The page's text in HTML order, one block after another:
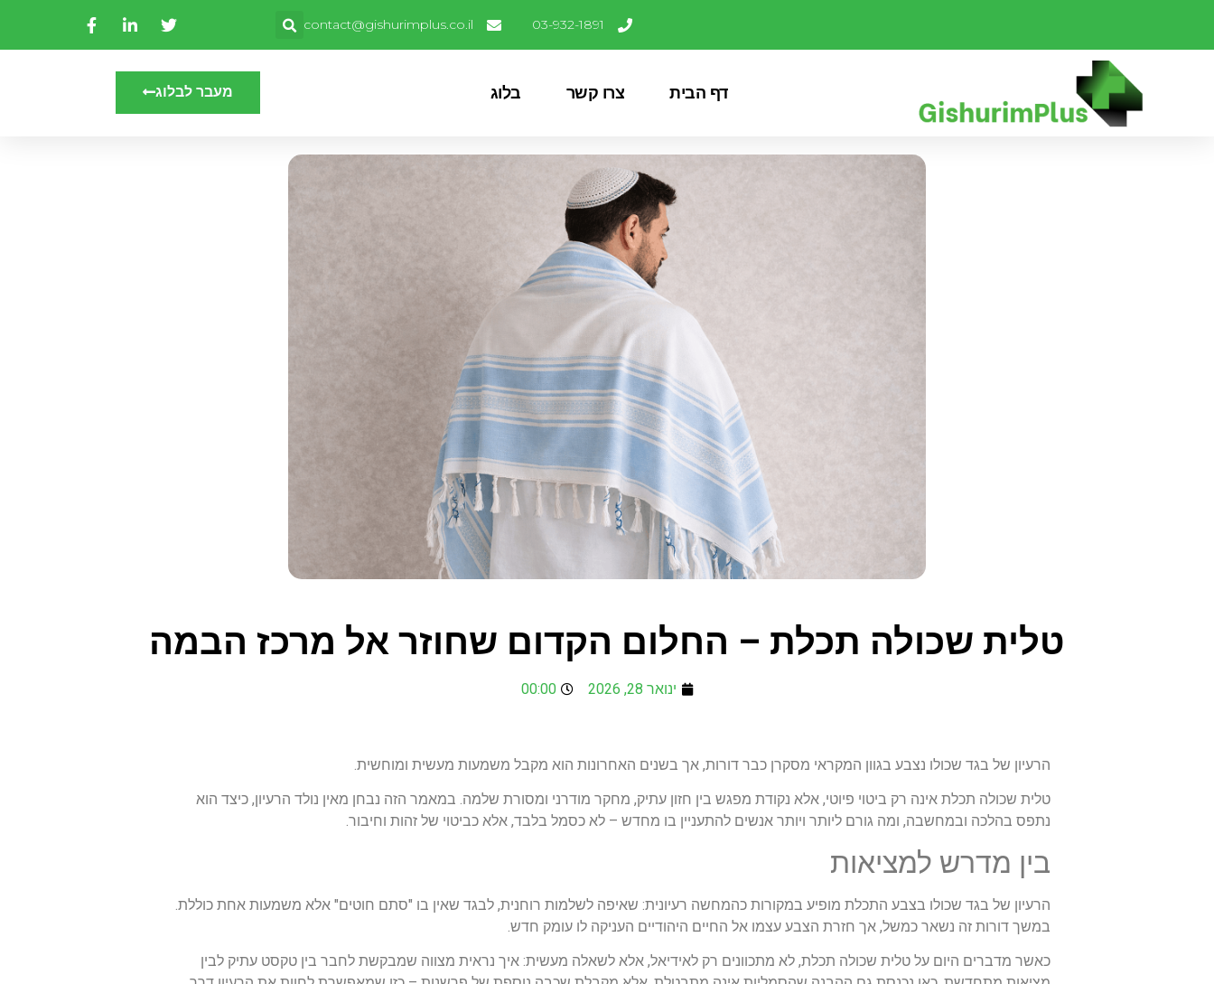
03-932-1891
contact@gishurimplus.co.il
דף הבית צרו קשר בלוג מעבר לבלוג
טלית שכולה תכלת – החלום הקדום שחוזר אל מרכז הבמה
ינואר 28, 2026 00:00
הרעיון של בגד שכולו נצבע בגוון המקראי מסקרן כבר דורות, אך בשנים האחרונות הוא מקבל משמעות מעשית ומוחשית.
טלית שכולה תכלת אינה רק ביטוי פיוטי, אלא נקודת מפגש בין חזון עתיק, מחקר מודרני ומסורת שלמה. במאמר הזה נבחן מאין נולד הרעיון, כיצד הוא
נתפס בהלכה ובמחשבה, ומה גורם ליותר ויותר אנשים להתעניין בו מחדש – לא כסמל בלבד, אלא כביטוי של זהות וחיבור.
בין מדרש למציאות
הרעיון של בגד שכולו בצבע התכלת מופיע במקורות כהמחשה רעיונית: שאיפה לשלמות רוחנית, לבגד שאין בו "סתם חוטים" אלא משמעות אחת כוללת.
במשך דורות זה נשאר כמשל, אך חזרת הצבע עצמו אל החיים היהודיים העניקה לו עומק חדש.
כאשר מדברים היום על טלית שכולה תכלת, לא מתכוונים רק לאידיאל, אלא לשאלה מעשית: איך נראית מצווה שמבקשת לחבר בין טקסט עתיק לבין